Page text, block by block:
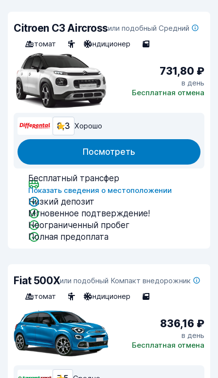
Citroen C3 Aircrossили подобный Средний
Автомат
5 Кондиционер 5
731,80 ₽
в день
Бесплатная отмена
8,3 Хорошо
Посмотреть
Бесплатный трансфер
Показать сведения о местоположении
Низкий депозит
Мгновенное подтверждение!
Неограниченный пробег
Полная предоплата
Fiat 500Xили подобный Компакт внедорожник
Автомат
5 Кондиционер 5
836,16 ₽
в день
Бесплатная отмена